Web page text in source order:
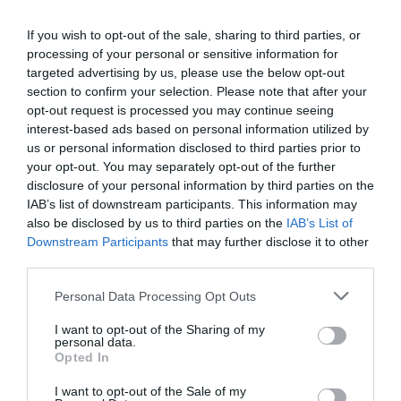
If you wish to opt-out of the sale, sharing to third parties, or
processing of your personal or sensitive information for
targeted advertising by us, please use the below opt-out
section to confirm your selection. Please note that after your
opt-out request is processed you may continue seeing
interest-based ads based on personal information utilized by
us or personal information disclosed to third parties prior to
your opt-out. You may separately opt-out of the further
disclosure of your personal information by third parties on the
IAB’s list of downstream participants. This information may
also be disclosed by us to third parties on the IAB’s List of
Downstream Participants that may further disclose it to other
Please note that this website/app uses one or more Google
not limited to your visit or usage behaviour. You may click to
grant or deny consent to Google and its third-party tags to
use your data for below specified purposes in below Google
consent section.
Personal Data Processing Opt Outs
I want to opt-out of the Sharing of my
personal data.
Opted In
I want to opt-out of the Sale of my
Izrael a tavalyi 9. helyről idén a 4. helyre lépett előre.
hely) és Új-Zéland (10. hely) zárja a top 10-et.